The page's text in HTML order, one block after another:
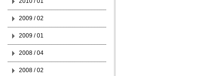
2009 / 02
2009 / 01
2008 / 04
2008 / 02